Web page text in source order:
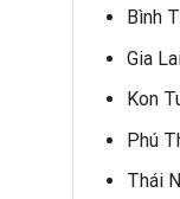
Bình
Gia
Kon
Phú
Thái